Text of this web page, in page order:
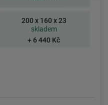
200 x 160 x 23
skladem
+ 6 440 Kč